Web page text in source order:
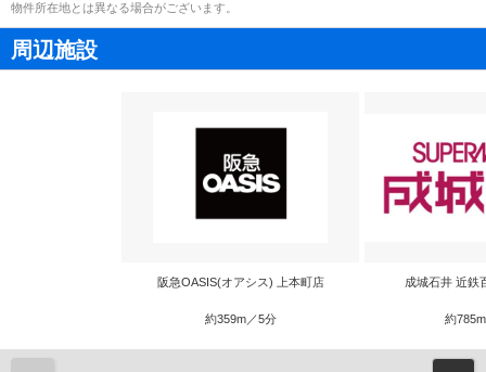
物件所在地とは異なる場合がございます。
周辺施設
阪急OASIS(オアシス) 上本町店
約359m／5分
成城石井 近鉄
約